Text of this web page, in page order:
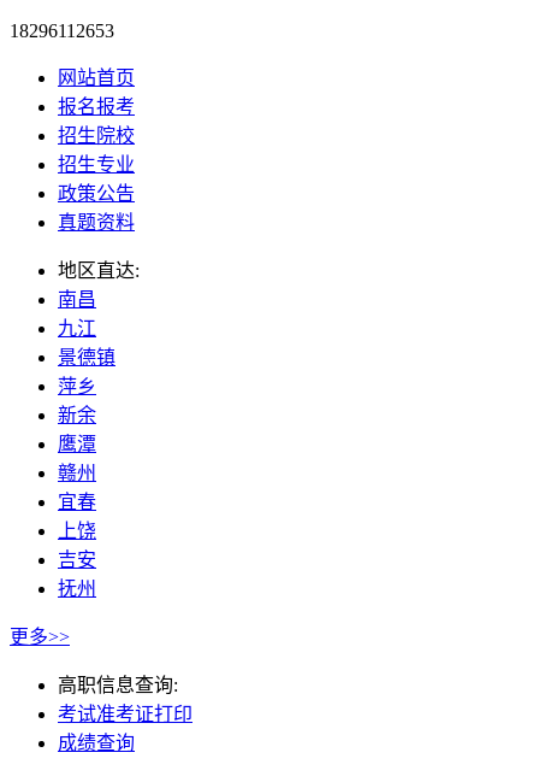
18296112653
网站首页
报名报考
招生院校
招生专业
政策公告
真题资料
地区直达:
南昌
九江
景德镇
萍乡
新余
鹰潭
赣州
宜春
上饶
吉安
抚州
更多>>
高职信息查询:
考试准考证打印
成绩查询